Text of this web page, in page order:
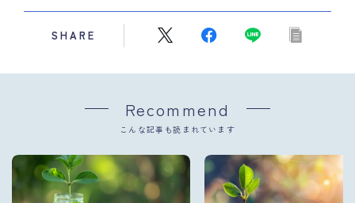
SHARE
Recommend
こんな記事も読まれています